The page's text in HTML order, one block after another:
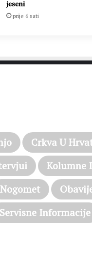
jeseni
prije 6 sati
Crkva U
Kolumne
Nogomet
Servisne Informacije